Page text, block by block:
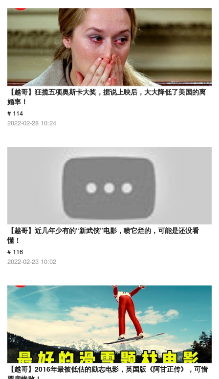
【越哥】狂揽五项奥斯卡大奖，据说上映后，大大降低了美国的离
婚率！
# 114
2022-02-28 10:24
【越哥】近几年少有的“新武侠”电影，喷它烂的，可能是还没看
懂！
# 116
2022-02-23 10:02
【越哥】2016年最被低估的励志电影，英国版《阿甘正传》，可惜